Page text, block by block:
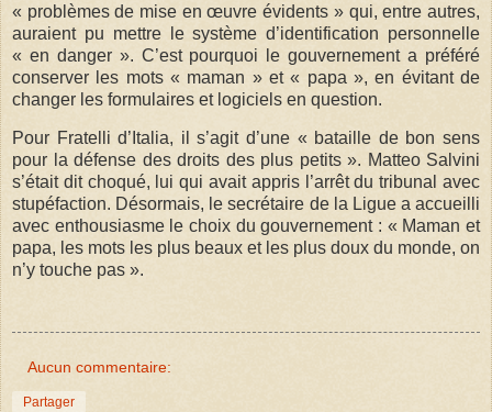
« problèmes de mise en œuvre évidents » qui, entre autres,
auraient pu mettre le système d’identification personnelle
« en danger ». C’est pourquoi le gouvernement a préféré
conserver les mots « maman » et « papa », en évitant de
changer les formulaires et logiciels en question.
Pour Fratelli d’Italia, il s’agit d’une « bataille de bon sens
pour la défense des droits des plus petits ». Matteo Salvini
s’était dit choqué, lui qui avait appris l’arrêt du tribunal avec
stupéfaction. Désormais, le secrétaire de la Ligue a accueilli
avec enthousiasme le choix du gouvernement : « Maman et
papa, les mots les plus beaux et les plus doux du monde, on
n’y touche pas ».
Aucun commentaire:
Partager